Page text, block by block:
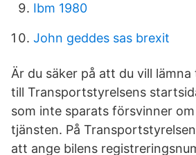
Ibm 1980
John geddes sas brexit
Är du säker på att du vill
till Transportstyrelsens
som inte sparats försvinner
tjänsten. På
att ange bilens